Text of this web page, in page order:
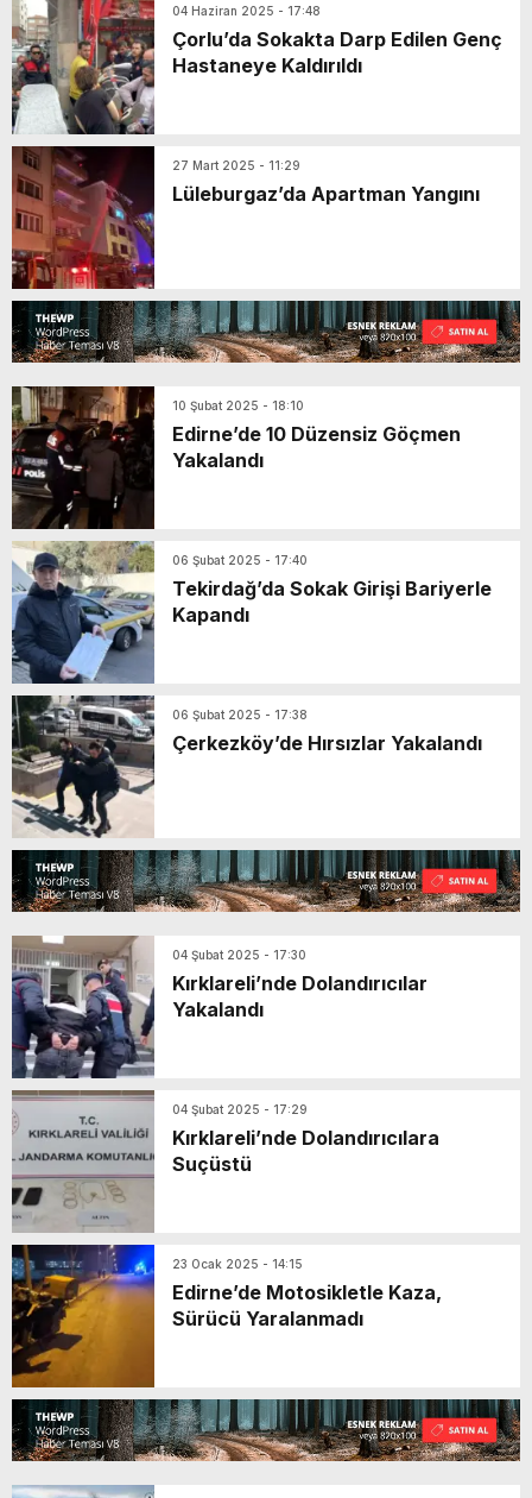
04 Haziran 2025 - 17:48
Çorlu’da Sokakta Darp Edilen Genç
Hastaneye Kaldırıldı
27 Mart 2025 - 11:29
Lüleburgaz’da Apartman Yangını
10 Şubat 2025 - 18:10
Edirne’de 10 Düzensiz Göçmen
Yakalandı
06 Şubat 2025 - 17:40
Tekirdağ’da Sokak Girişi Bariyerle
Kapandı
06 Şubat 2025 - 17:38
Çerkezköy’de Hırsızlar Yakalandı
04 Şubat 2025 - 17:30
Kırklareli’nde Dolandırıcılar
Yakalandı
04 Şubat 2025 - 17:29
Kırklareli’nde Dolandırıcılara
Suçüstü
23 Ocak 2025 - 14:15
Edirne’de Motosikletle Kaza,
Sürücü Yaralanmadı